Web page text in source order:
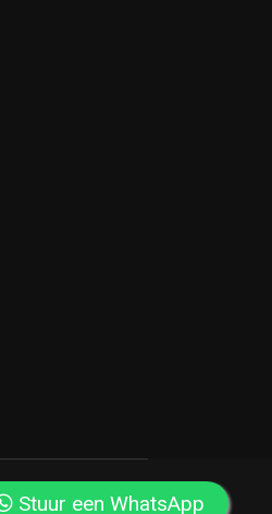
Stuur een WhatsApp